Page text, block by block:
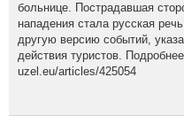
больнице. Пострадавшая
нападения стала русская
другую версию событий,
действия туристов.
uzel.eu/articles/425054